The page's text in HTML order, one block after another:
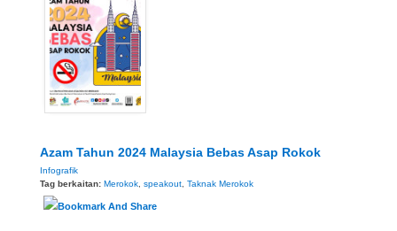
Azam Tahun 2024 Malaysia Bebas Asap Rokok
Infografik
Tag berkaitan: Merokok speakout Taknak Merokok